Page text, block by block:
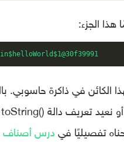
الجزء:
الكائن في ذاكرة حاسوبي.
ليست هذه هي القيمة المُرادة عندما أنشأنا الكائن المجهول. لذا، يمكن أن نطبّق أو نعيد تعريف دالة ()toString
درس أصناف